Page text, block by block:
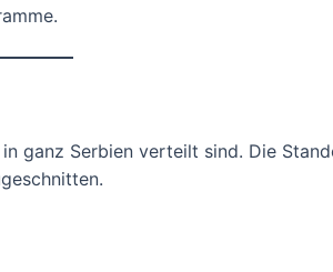
ganz Serbien verteilt sind. Die